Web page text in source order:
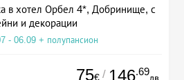
в хотел Орбел 4*, Добринище, с
и декорации
- 06.09 + полупансион
75€ / 146.69